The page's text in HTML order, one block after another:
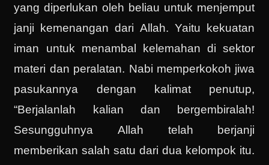
yang diperlukan oleh beliau untuk menjemput
janji kemenangan dari Allah. Yaitu kekuatan
iman untuk menambal kelemahan di sektor
materi dan peralatan. Nabi memperkokoh jiwa
pasukannya dengan kalimat penutup,
“Berjalanlah kalian dan bergembiralah!
Sesungguhnya Allah telah berjanji
memberikan salah satu dari dua kelompok itu.